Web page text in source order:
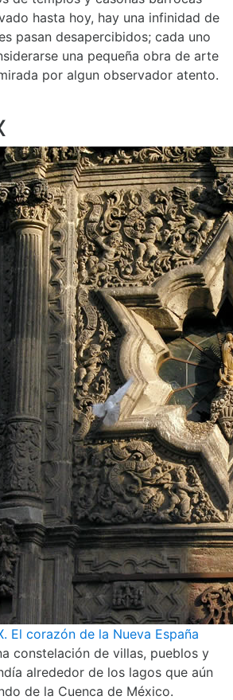
hasta hoy, hay una infinidad de
pasan desapercibidos; cada uno
una pequeña obra de arte
por algun observador atento.
El corazón de la Nueva España
constelación de villas, pueblos y
alrededor de los lagos que aún
de la Cuenca de México.